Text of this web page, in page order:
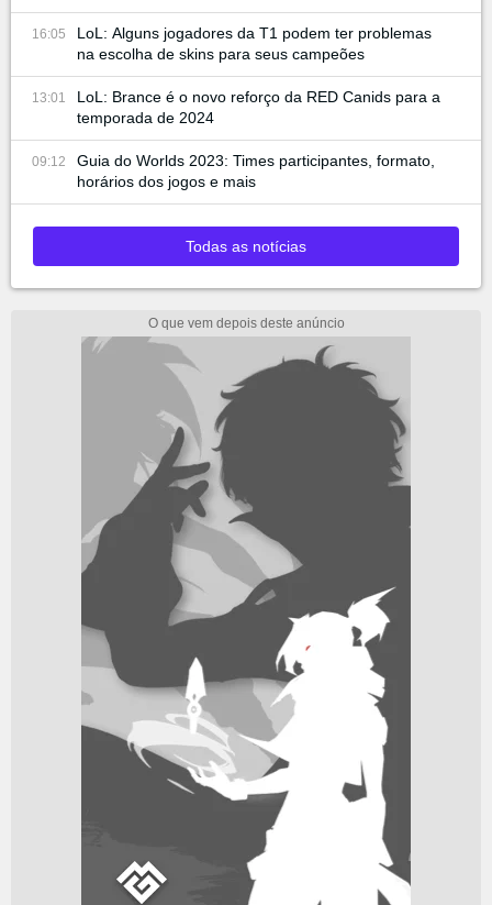
16:05
LoL: Alguns jogadores da T1 podem ter problemas
na escolha de skins para seus campeões
13:01
LoL: Brance é o novo reforço da RED Canids para a
temporada de 2024
09:12
Guia do Worlds 2023: Times participantes, formato,
horários dos jogos e mais
Todas as notícias